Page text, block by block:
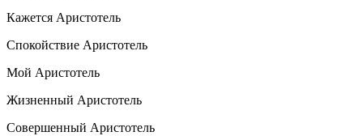
Кажется Аристотель
Спокойствие Аристотель
Мой Аристотель
Жизненный Аристотель
Совершенный Аристотель